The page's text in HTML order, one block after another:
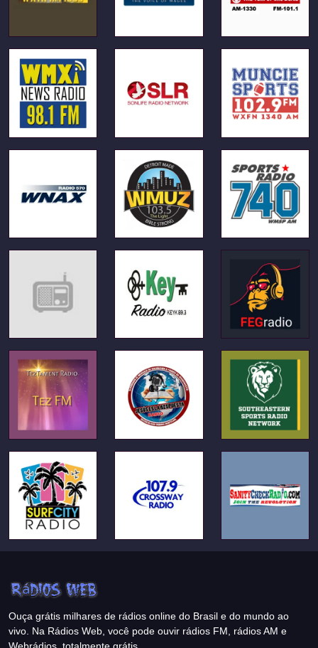
Ouça grátis milhares de rádios online do Brasil e do mundo ao
vivo. Na Rádios Web, você pode ouvir rádios FM, rádios AM e